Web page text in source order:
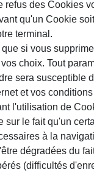
refus des Cookies
qu'un Cookie
terminal.
si vous
choix. Tout
sera susceptible
et vos
l'utilisation de
sur le fait qu'un
à la
dégradées du
(difficultés